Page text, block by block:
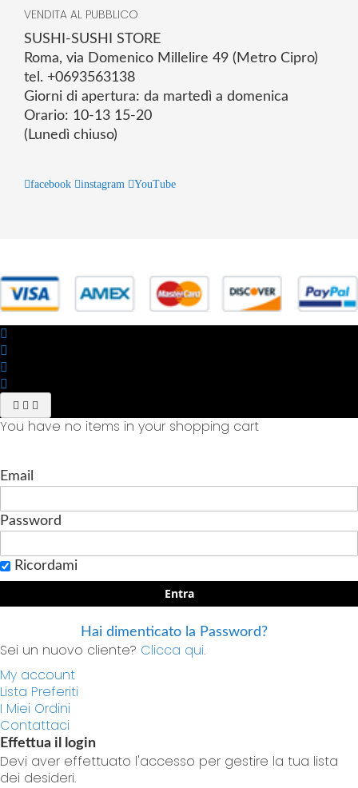
VENDITA AL PUBBLICO
SUSHI-SUSHI STORE
Roma, via Domenico Millelire 49 (Metro Cipro)
tel. +0693563138
Giorni di apertura: da martedì a domenica
Orario: 10-13 15-20
(Lunedì chiuso)
facebook instagram YouTube
You have no items in your shopping cart
Email
Password
Ricordami
Entra
Hai dimenticato la Password?
Sei un nuovo cliente? Clicca qui.
My account
Lista Preferiti
I Miei Ordini
Contattaci
Effettua il login
Devi aver effettuato l'accesso per gestire la tua lista
dei desideri.